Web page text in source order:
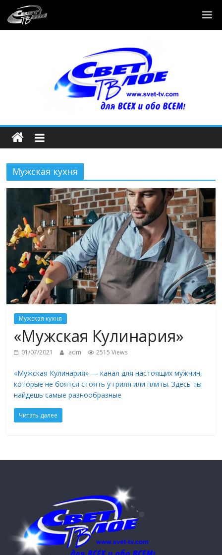
Мужская кухня
Мужская кухня
«Мужская Кулинария»
01/07/2021 adm 2515 Views
«Мужская Кулинария» — канал для настоящих мужчин,
которые не боятся стоять у гриля или плиты. Здесь ты
найдешь самые разнообразные
Читать далее